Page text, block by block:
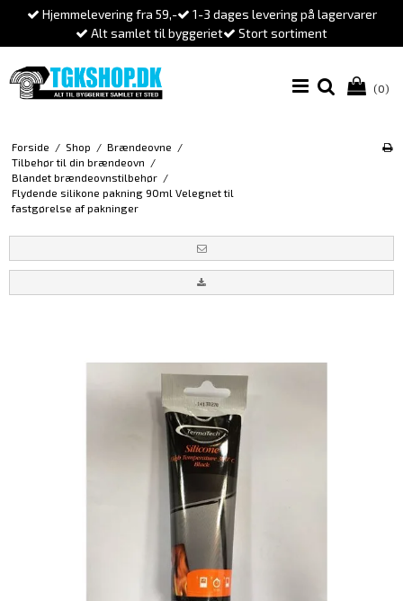
Hjemmelevering fra 59,-
1-3 dages levering på lagervarer
Alt samlet til byggeriet
Stort sortiment
(0)
Forside / Shop / Brændeovne /
Tilbehør til din brændeovn /
Blandet brændeovnstilbehør /
Flydende silikone pakning 90ml Velegnet til
fastgørelse af pakninger